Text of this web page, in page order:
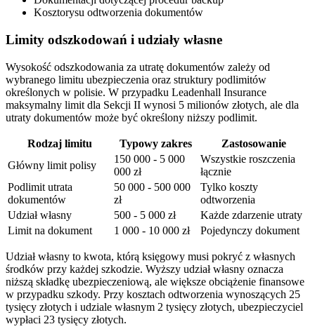
Kosztorysu odtworzenia dokumentów
Limity odszkodowań i udziały własne
Wysokość odszkodowania za utratę dokumentów zależy od
wybranego limitu ubezpieczenia oraz struktury podlimitów
określonych w polisie. W przypadku Leadenhall Insurance
maksymalny limit dla Sekcji II wynosi 5 milionów złotych, ale dla
utraty dokumentów może być określony niższy podlimit.
Rodzaj limitu Typowy zakres
Zastosowanie
Główny limit polisy
150 000 - 5 000
000 zł
Wszystkie roszczenia
łącznie
Podlimit utrata
dokumentów
50 000 - 500 000
zł
Tylko koszty
odtworzenia
Udział własny
500 - 5 000 zł
Każde zdarzenie utraty
Limit na dokument
1 000 - 10 000 zł Pojedynczy dokument
Udział własny to kwota, którą księgowy musi pokryć z własnych
środków przy każdej szkodzie. Wyższy udział własny oznacza
niższą składkę ubezpieczeniową, ale większe obciążenie finansowe
w przypadku szkody. Przy kosztach odtworzenia wynoszących 25
tysięcy złotych i udziale własnym 2 tysięcy złotych, ubezpieczyciel
wypłaci 23 tysięcy złotych.